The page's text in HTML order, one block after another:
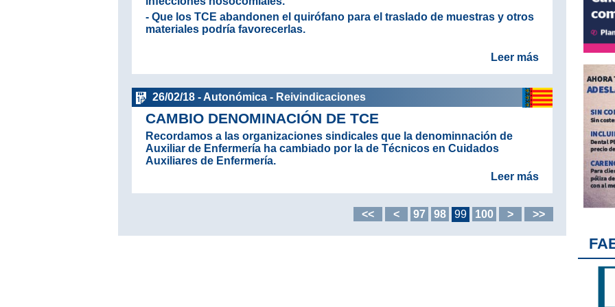
- Que los TCE abandonen el quirófano para el traslado de muestras y otros
materiales podría favorecerlas.
Leer más
26/02/18 - Autonómica - Reivindicaciones
CAMBIO DENOMINACIÓN DE TCE
Recordamos a las organizaciones sindicales que la denominnación de
Auxiliar de Enfermería ha cambiado por la de Técnicos en Cuidados
Auxiliares de Enfermería.
Leer más
<< < 97 98 99 100 > >>